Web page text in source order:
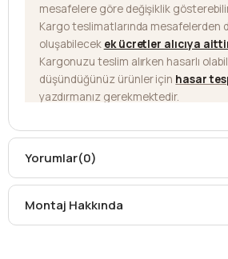
mesafelere göre değişiklik
Kargo teslimatlarında mesafelerden
oluşabilecek ek ücretler alıcıya
Kargonuzu teslim alırken hasarlı
düşündüğünüz ürünler için hasar
yazdırmanız gerekmektedir.
yapılamamaktadır.
Yorumlar(0)
Montaj Hakkında